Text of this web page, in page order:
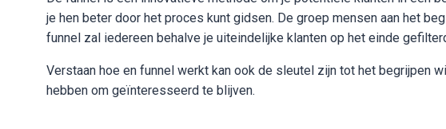
je hen beter door het proces kunt gidsen. De groep mensen aan het
funnel zal iedereen behalve je uiteindelijke klanten op het einde
Verstaan hoe en funnel werkt kan ook de sleutel zijn tot het begrijpen
hebben om geïnteresseerd te blijven.